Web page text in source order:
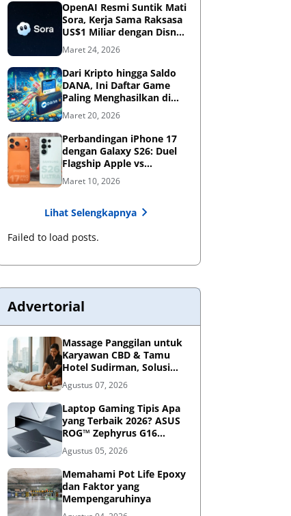
OpenAI Resmi Suntik Mati
Sora, Kerja Sama Raksasa
US$1 Miliar dengan Disney
Kandas
Maret 24, 2026
Dari Kripto hingga Saldo
DANA, Ini Daftar Game
Paling Menghasilkan di
2026
Maret 20, 2026
Perbandingan iPhone 17
dengan Galaxy S26: Duel
Flagship Apple vs
Samsung di Era AI
Maret 10, 2026
Lihat Selengkapnya
Failed to load posts.
Advertorial
Massage Panggilan untuk
Karyawan CBD & Tamu
Hotel Sudirman, Solusi
Relaksasi Praktis di
Tengah Kesibukan
Agustus 07, 2026
Laptop Gaming Tipis Apa
yang Terbaik 2026? ASUS
ROG™ Zephyrus G16
Portabel Jawabannya
Agustus 05, 2026
Memahami Pot Life Epoxy
dan Faktor yang
Mempengaruhinya